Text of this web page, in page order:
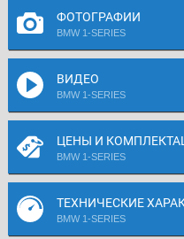
ФОТОГРАФИИ
BMW 1-SERIES
ВИДЕО
BMW 1-SERIES
ЦЕНЫ И
BMW 1-SERIES
ТЕХНИЧЕСКИЕ
BMW 1-SERIES